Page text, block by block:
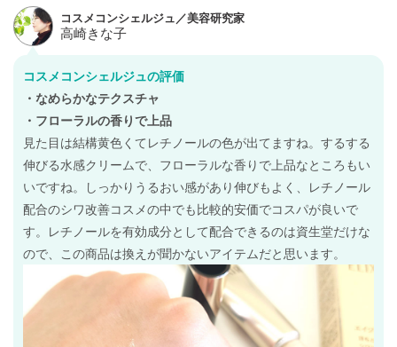
コスメコンシェルジュの評価
・なめらかなテクスチャ
・フローラルの香りで上品
見た目は結構黄色くてレチノールの色が出てますね。するする
伸びる水感クリームで、フローラルな香りで上品なところもい
いですね。しっかりうるおい感があり伸びもよく、レチノール
配合のシワ改善コスメの中でも比較的安価でコスパが良いで
す。レチノールを有効成分として配合できるのは資生堂だけな
ので、この商品は換えが聞かないアイテムだと思います。